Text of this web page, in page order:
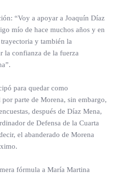
“Voy a apoyar a Joaquín Díaz
mío de hace muchos años y en
y también la
la confianza de la fuerza
para quedar como
parte de Morena, sin embargo,
después de Díaz Mena,
de Defensa de la Cuarta
el abanderado de Morena
fórmula a María Martina